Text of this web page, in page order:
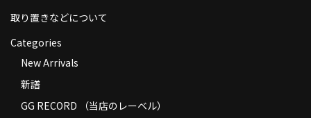
Privacy Policy
特定商取引法に基づく表示
取り置きなどについて
Categories
New Arrivals
新譜
GG RECORD （当店のレーベル）